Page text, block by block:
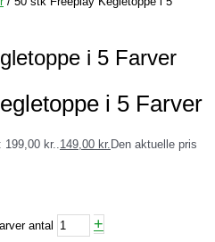
i 5 Farver
i 5 Farver
199,00 kr..149,00 kr. Den aktuelle pris
antal +